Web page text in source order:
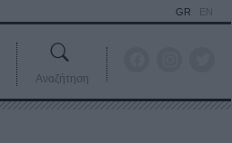
GR EN
Αναζήτηση